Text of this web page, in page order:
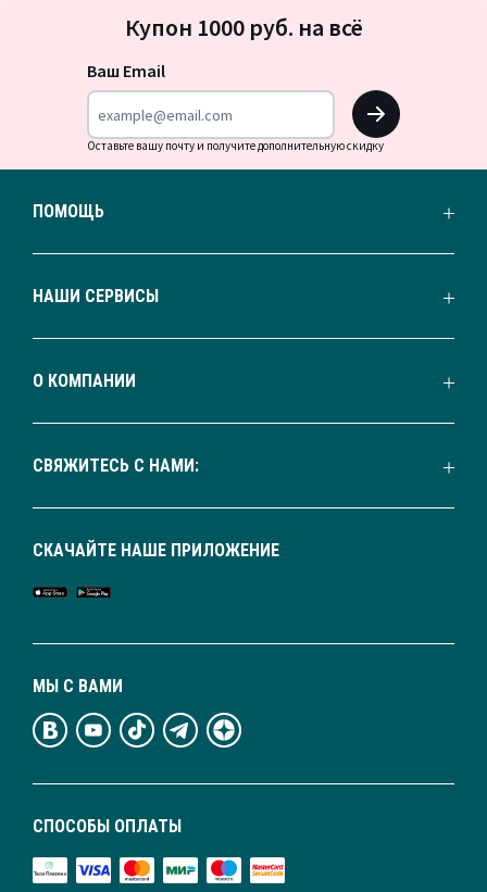
на
Купон 1000 руб. на всё
Ваш Email
OK
Оставьте вашу почту и получите дополнительную скидку
ПОМОЩЬ
НАШИ СЕРВИСЫ
О КОМПАНИИ
СВЯЖИТЕСЬ С НАМИ:
СПОСОБЫ ОПЛАТЫ
МЫ С ВАМИ
СКАЧАЙТЕ НАШЕ ПРИЛОЖЕНИЕ